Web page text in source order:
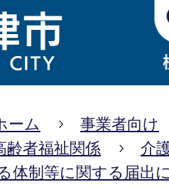
ーム
事業者向け
齢者福祉関係
介
体制等に関する届出